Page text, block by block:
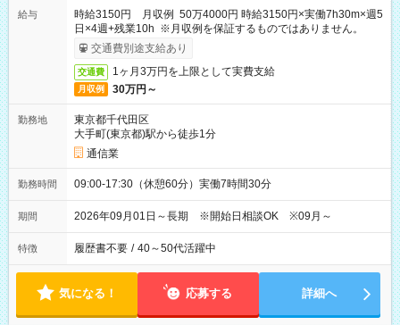
給与
時給3150円 月収例 50万4000円 時給3150円×実働7h30m×週5
日×4週+残業10h ※月収例を保証するものではありません。
交通費別途支給あり
交通費 1ヶ月3万円を上限として実費支給
月収例 30万円～
勤務地
東京都千代田区
大手町(東京都)駅から徒歩1分
通信業
勤務時間 09:00-17:30（休憩60分）実働7時間30分
期間 2026年09月01日～長期 ※開始日相談OK ※09月～
特徴 履歴書不要 / 40～50代活躍中
気になる！ 応募する 詳細へ